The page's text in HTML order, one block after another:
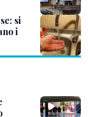
si
i